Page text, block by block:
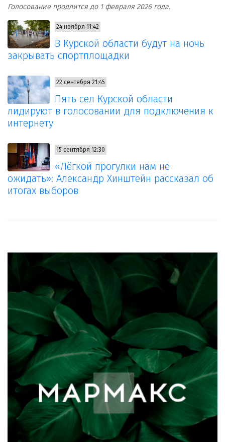
Голосование продлится до 1 февраля 2026 года.
24 ноября 11:42
В Курской области будут на ночь
закрывать спортплощадки
22 сентября 21:45
Пять сел Курской области
лидируют в голосовании для подключения к
интернету
15 сентября 12:30
«Лёгкой прогулки нам не
ожидать»: Александр Хинштейн рассказал οб
итогах выборов